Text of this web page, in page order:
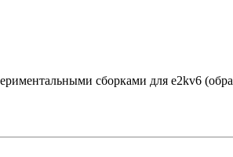
сборками для e2kv6